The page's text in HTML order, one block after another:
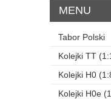
MENU
Tabor Polski
Kolejki TT
Kolejki H0
Kolejki H0e